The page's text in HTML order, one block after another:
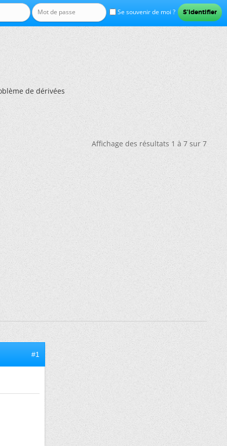
Se souvenir de moi ?
de dérivées
Affichage des résultats 1 à 7 sur 7
#1